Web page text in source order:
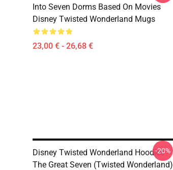
Into Seven Dorms Based On Movies
Disney Twisted Wonderland Mugs
23,00 € - 26,68 €
Disney Twisted Wonderland Hoodies -
The Great Seven (Twisted Wonderland)
-20%